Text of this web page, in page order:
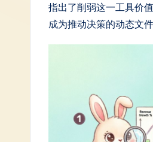
指出了削弱这一工具价
成为推动决策的动态文